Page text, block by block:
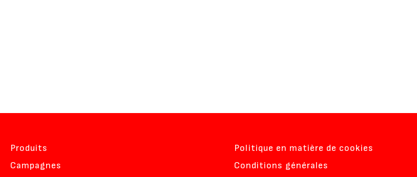
Produits
Campagnes
Politique en matière de cookies
Conditions générales